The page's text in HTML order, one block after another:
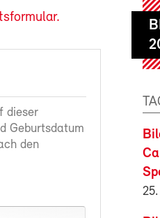
dieser
Geburtsdatum
den